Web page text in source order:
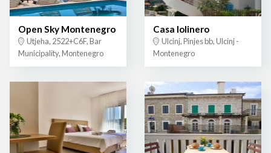
Open Sky Montenegro
Utjeha, 2522+C6F, Bar
Municipality, Montenegro
Casa lolinero
Ulcinj, Pinjes bb, Ulcinj -
Montenegro